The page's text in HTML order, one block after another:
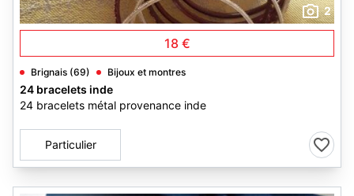
2
18 €
Brignais (69) Bijoux et montres
24 bracelets inde
24 bracelets métal provenance inde
Particulier